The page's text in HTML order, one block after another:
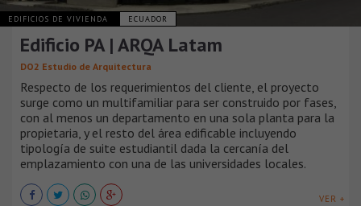
EDIFICIOS DE VIVIENDA ECUADOR
Edificio PA | ARQA Latam
DO2 Estudio de Arquitectura
Respecto de los requerimientos del cliente, el proyecto
surge como un multifamiliar para ser construido por fases,
con al menos un departamento en una sola planta para la
propietaria, y el resto del área edificable incluyendo
tipología de suite estudiantil dada la cercanía del
emplazamiento con una de las universidades locales.
VER +